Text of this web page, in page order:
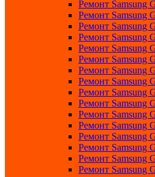
Ремонт Samsung
Ремонт Samsung
Ремонт Samsung
Ремонт Samsung
Ремонт Samsung
Ремонт Samsung
Ремонт Samsung
Ремонт Samsung
Ремонт Samsung
Ремонт Samsung
Ремонт Samsung
Ремонт Samsung
Ремонт Samsung
Ремонт Samsung
Ремонт Samsung
Ремонт Samsung